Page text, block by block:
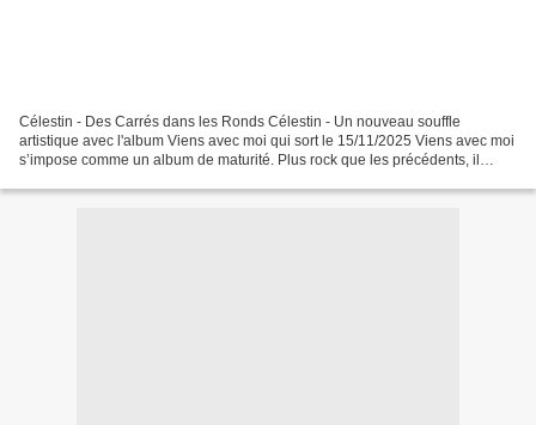
Célestin - Des Carrés dans les Ronds Célestin - Un nouveau souffle
artistique avec l'album Viens avec moi qui sort le 15/11/2025 Viens avec moi
s’impose comme un album de maturité. Plus rock que les précédents, il